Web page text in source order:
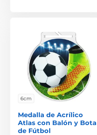
6cm
Medalla de Acrílico
Atlas con Balón y Bota
de Fútbol